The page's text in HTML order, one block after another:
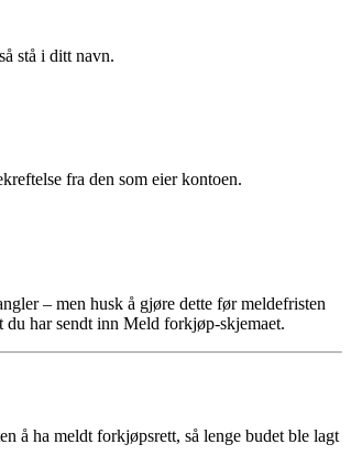
stå i ditt navn.
fra den som eier kontoen.
– men husk å gjøre dette før meldefristen
har sendt inn Meld forkjøp-skjemaet.
å ha meldt forkjøpsrett, så lenge budet ble lagt